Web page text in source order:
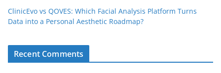
ClinicEvo vs QOVES: Which Facial Analysis Platform Turns
Data into a Personal Aesthetic Roadmap?
Recent Comments